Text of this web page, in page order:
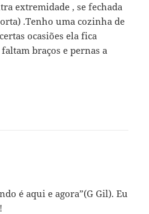
extremidade , se fechada
.Tenho uma cozinha de
ocasiões ela fica
braços e pernas a
é aqui e agora”(G Gil). Eu